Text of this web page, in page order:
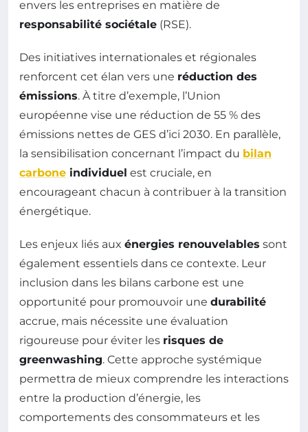
envers les entreprises en matière de
responsabilité sociétale (RSE).
Des initiatives internationales et régionales
renforcent cet élan vers une réduction des
émissions. À titre d’exemple, l’Union
européenne vise une réduction de 55 % des
émissions nettes de GES d’ici 2030. En parallèle,
la sensibilisation concernant l’impact du bilan
carbone individuel est cruciale, en
encourageant chacun à contribuer à la transition
énergétique.
Les enjeux liés aux énergies renouvelables sont
également essentiels dans ce contexte. Leur
inclusion dans les bilans carbone est une
opportunité pour promouvoir une durabilité
accrue, mais nécessite une évaluation
rigoureuse pour éviter les risques de
greenwashing. Cette approche systémique
permettra de mieux comprendre les interactions
entre la production d’énergie, les
comportements des consommateurs et les